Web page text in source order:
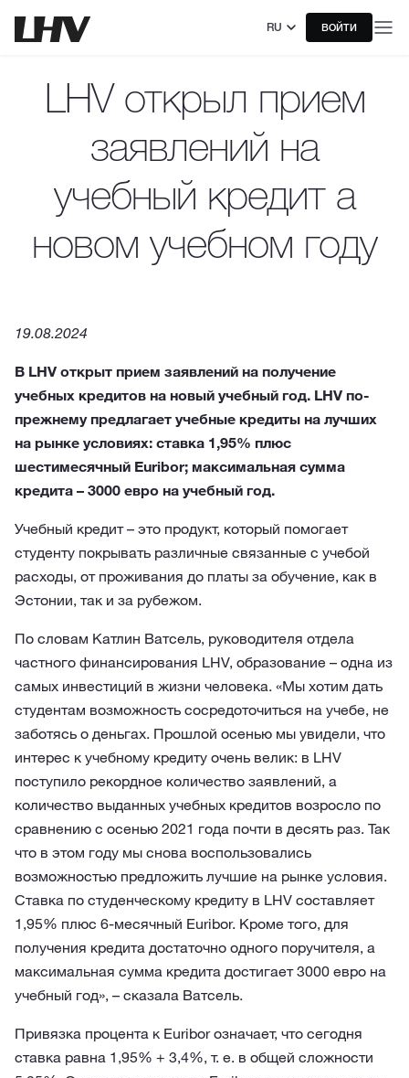
RU ВОЙТИ
LHV открыл прием
заявлений на
учебный кредит а
новом учебном году
19.08.2024
В LHV открыт прием заявлений на получение
учебных кредитов на новый учебный год. LHV по-
прежнему предлагает учебные кредиты на лучших
на рынке условиях: ставка 1,95% плюс
шестимесячный Euribor; максимальная сумма
кредита – 3000 евро на учебный год.
Учебный кредит – это продукт, который помогает
студенту покрывать различные связанные с учебой
расходы, от проживания до платы за обучение, как в
Эстонии, так и за рубежом.
По словам Катлин Ватсель, руководителя отдела
частного финансирования LHV, образование – одна из
самых инвестиций в жизни человека. «Мы хотим дать
студентам возможность сосредоточиться на учебе, не
заботясь о деньгах. Прошлой осенью мы увидели, что
интерес к учебному кредиту очень велик: в LHV
поступило рекордное количество заявлений, а
количество выданных учебных кредитов возросло по
сравнению с осенью 2021 года почти в десять раз. Так
что в этом году мы снова воспользовались
возможностью предложить лучшие на рынке условия.
Ставка по студенческому кредиту в LHV составляет
1,95% плюс 6-месячный Euribor. Кроме того, для
получения кредита достаточно одного поручителя, а
максимальная сумма кредита достигает 3000 евро на
учебный год», – сказала Ватсель.
Привязка процента к Euribor означает, что сегодня
ставка равна 1,95% + 3,4%, т. е. в общей сложности